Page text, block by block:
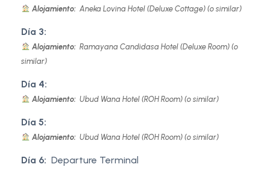
Alojamiento: Aneka Lovina Hotel (Deluxe Cottage) (o similar)
Día 3:
Alojamiento: Ramayana Candidasa Hotel (Deluxe Room) (o
similar)
Día 4:
Alojamiento: Ubud Wana Hotel (ROH Room) (o similar)
Día 5:
Alojamiento: Ubud Wana Hotel (ROH Room) (o similar)
Día 6: Departure Terminal